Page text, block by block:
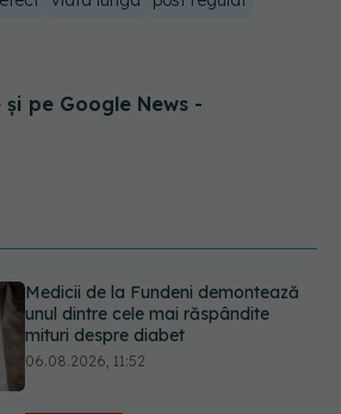
pe Google News -
EXCLUSIV Tratamentul modern al
cancerelor ginecologice. Dr. Sorin
Bogdan (SANADOR), la DC Medical
și DC News